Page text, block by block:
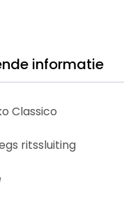
informatie
Classico
ritssluiting